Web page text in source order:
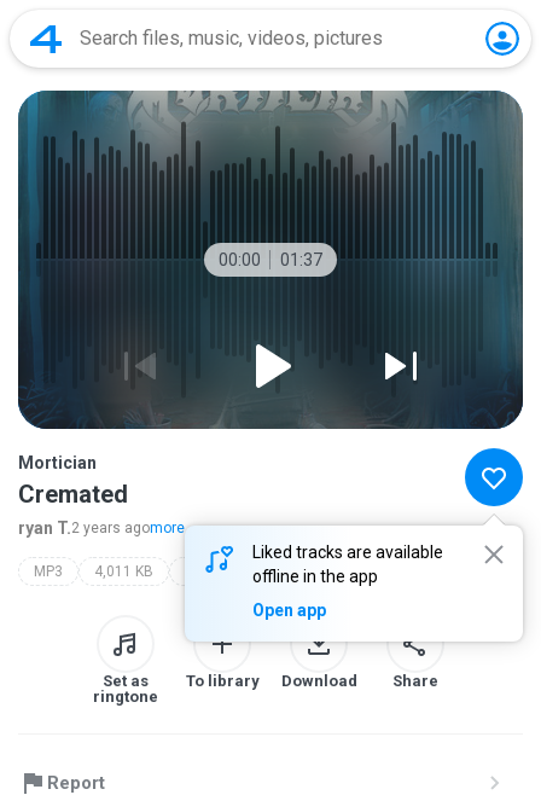
00:00 01:37
Liked tracks are available
offline in the app
Open app
Mortician
Cremated
ryan T.2 years agomore...
MP3 4,011 KB hacked up for barbeque/ zombie apocalypse mortician
Set as
ringtone
To library Download Share
Report